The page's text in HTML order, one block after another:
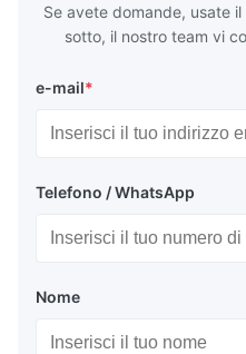
Se avete domande, usate
sotto, il nostro team vi
e-mail*
Telefono / WhatsApp
Nome